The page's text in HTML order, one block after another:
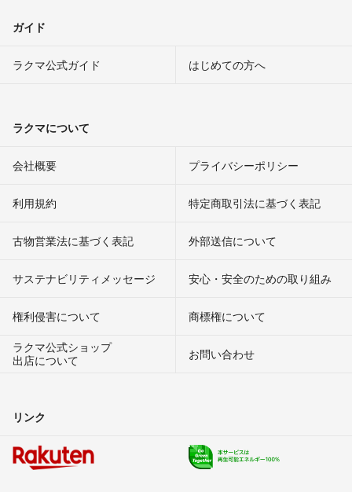
ガイド
ラクマ公式ガイド はじめての方へ
ラクマについて
会社概要 プライバシーポリシー
利用規約 特定商取引法に基づく表記
古物営業法に基づく表記 外部送信について
サステナビリティメッセージ 安心・安全のための取り組み
権利侵害について
商標権について
ラクマ公式ショップ
出店について
お問い合わせ
リンク